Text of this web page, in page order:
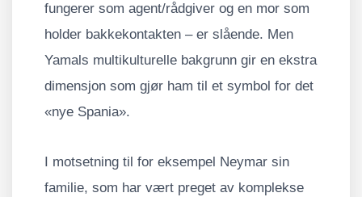
fungerer som agent/rådgiver og en mor som
holder bakkekontakten – er slående. Men
Yamals multikulturelle bakgrunn gir en ekstra
dimensjon som gjør ham til et symbol for det
«nye Spania».
I motsetning til for eksempel Neymar sin
familie, som har vært preget av komplekse